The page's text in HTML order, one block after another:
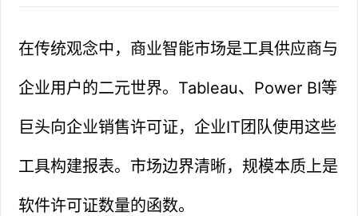
在传统观念中，商业智能市场是工具供应商与
企业用户的二元世界。Tableau、Power BI等
巨头向企业销售许可证，企业IT团队使用这些
工具构建报表。市场边界清晰，规模本质上是
软件许可证数量的函数。